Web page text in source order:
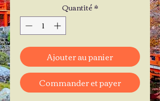
Quantité*
Ajouter au panier
Commander et payer